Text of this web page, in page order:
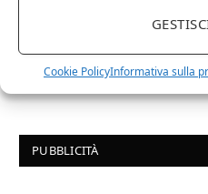
Cookie PolicyInformativa sulla
PUBBLICITÀ